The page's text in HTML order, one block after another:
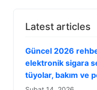
Latest articles
Güncel 2026
elektronik sigara
tüyolar, bakım ve